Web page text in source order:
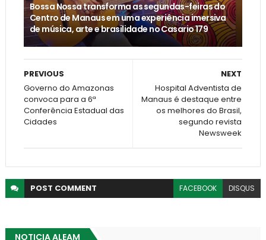
Bossa Nossa transforma as segundas-feiras do
Centro de Manaus em uma experiência imersiva
de música, arte e brasilidade no Casario 179
NEXT
Hospital Adventista de
Manaus é destaque entre
os melhores do Brasil,
segundo revista
Newsweek
PREVIOUS
Governo do Amazonas
convoca para a 6ª
Conferência Estadual das
Cidades
POST COMMENT FACEBOOK DISQUS
NOTICIA ALEAM